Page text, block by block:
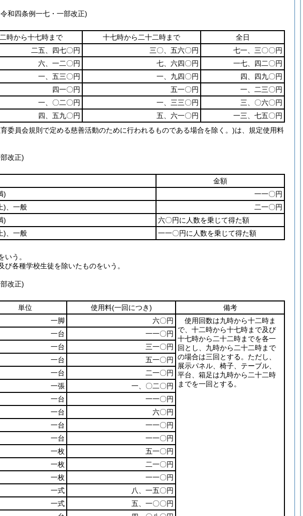
和四条例一七・一部改正)
時から十七時まで 十七時から二十二時まで
全日
二五、四七〇円 三〇、五六〇円
七一、三〇〇円
六、一二〇円 七、六四〇円
一七、四二〇円
一、五三〇円 一、九四〇円
四、四九〇円
四一〇円 五一〇円
一、二三〇円
一、〇二〇円 一、三三〇円
三、〇六〇円
四、五九〇円 五、六一〇円
一三、七五〇円
委員会規則で定める慈善活動のために行われるものである場合を除く。)は、規定使用料
改正)
金額
)
一一〇円
) 、一般
二一〇円
)
六〇円に人数を乗じて得た額
) 、一般
一一〇円に人数を乗じて得た額
う。
各種学校生徒を除いたものをいう。
改正)
単位 使用料(一回につき)
備考
一脚 六〇円
使用回数は九時から十二時ま
で、十二時から十七時まで及び
十七時から二十二時までを各一
回とし、九時から二十二時まで
の場合は三回とする。ただし、
展示パネル、椅子、テーブル、
平台、箱足は九時から二十二時
までを一回とする。
一台
一一〇円
一台
三一〇円
一台
五一〇円
一台
二一〇円
一張
一、〇二〇円
一台
一一〇円
一台
六〇円
一台
一一〇円
一台
一一〇円
一枚
五一〇円
一枚
二一〇円
一枚
一一〇円
一式
八、一五〇円
一式
五、一〇〇円